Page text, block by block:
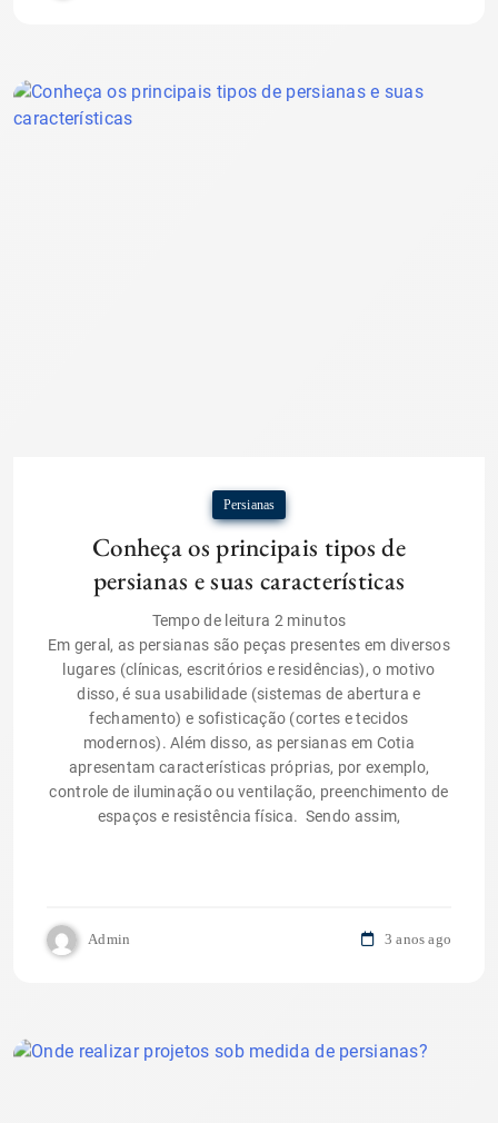
Persianas
Conheça os principais tipos de
persianas e suas características
Tempo de leitura 2 minutos
Em geral, as persianas são peças presentes em diversos
lugares (clínicas, escritórios e residências), o motivo
disso, é sua usabilidade (sistemas de abertura e
fechamento) e sofisticação (cortes e tecidos
modernos). Além disso, as persianas em Cotia
apresentam características próprias, por exemplo,
controle de iluminação ou ventilação, preenchimento de
espaços e resistência física. Sendo assim,
Admin 3 anos ago